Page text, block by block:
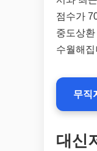
점수가
중도상
수월해
무직
대신